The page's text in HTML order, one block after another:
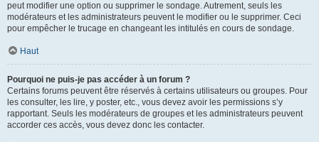
peut modifier une option ou supprimer le sondage. Autrement, seuls les
modérateurs et les administrateurs peuvent le modifier ou le supprimer. Ceci
pour empêcher le trucage en changeant les intitulés en cours de sondage.
Haut
Pourquoi ne puis-je pas accéder à un forum ?
Certains forums peuvent être réservés à certains utilisateurs ou groupes. Pour
les consulter, les lire, y poster, etc., vous devez avoir les permissions s’y
rapportant. Seuls les modérateurs de groupes et les administrateurs peuvent
accorder ces accès, vous devez donc les contacter.